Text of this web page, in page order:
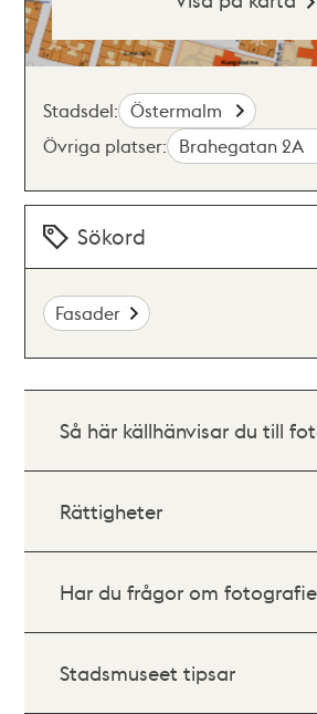
Stadsdel: Östermalm
Övriga platser: Brahegatan 2A
Sökord
Fasader
Så här källhänvisar du till
Rättigheter
Har du frågor om
Stadsmuseet tipsar